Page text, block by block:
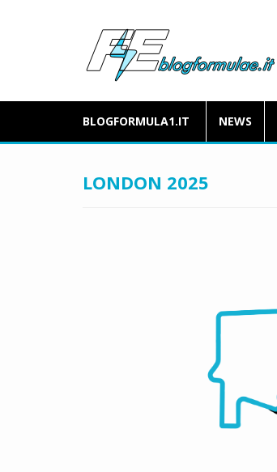
BLOGFORMULA1.IT NEWS
LONDON 2025